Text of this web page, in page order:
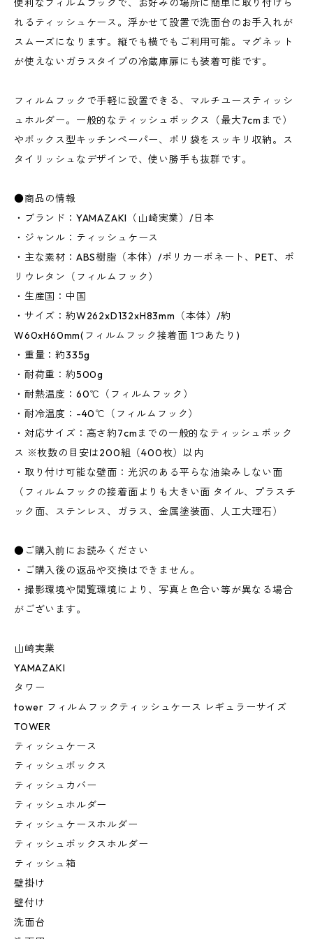
便利なフィルムフックで、お好みの場所に簡単に取り付けら
れるティッシュケース。浮かせて設置で洗面台のお手入れが
スムーズになります。縦でも横でもご利用可能。マグネット
が使えないガラスタイプの冷蔵庫扉にも装着可能です。
フィルムフックで手軽に設置できる、マルチユースティッシ
ュホルダー。一般的なティッシュボックス（最大7cmまで）
やボックス型キッチンペーパー、ポリ袋をスッキリ収納。ス
タイリッシュなデザインで、使い勝手も抜群です。
●商品の情報
・ブランド：YAMAZAKI（山崎実業）/日本
・ジャンル：ティッシュケース
・主な素材：ABS樹脂（本体）/ポリカーボネート、PET、ポ
リウレタン（フィルムフック）
・生産国：中国
・サイズ：約W262xD132xH83mm（本体）/約
W60xH60mm(フィルムフック接着面 1つあたり)
・重量：約335g
・耐荷重：約500g
・耐熱温度：60℃（フィルムフック）
・耐冷温度：-40℃（フィルムフック）
・対応サイズ：高さ約7cmまでの一般的なティッシュボック
ス ※枚数の目安は200組（400枚）以内
・取り付け可能な壁面：光沢のある平らな油染みしない面
（フィルムフックの接着面よりも大きい面 タイル、プラスチ
ック面、ステンレス、ガラス、金属塗装面、人工大理石）
●ご購入前にお読みください
・ご購入後の返品や交換はできません。
・撮影環境や閲覧環境により、写真と色合い等が異なる場合
がございます。
山崎実業
YAMAZAKI
タワー
tower フィルムフックティッシュケース レギュラーサイズ
TOWER
ティッシュケース
ティッシュボックス
ティッシュカバー
ティッシュホルダー
ティッシュケースホルダー
ティッシュボックスホルダー
ティッシュ箱
壁掛け
壁付け
洗面台